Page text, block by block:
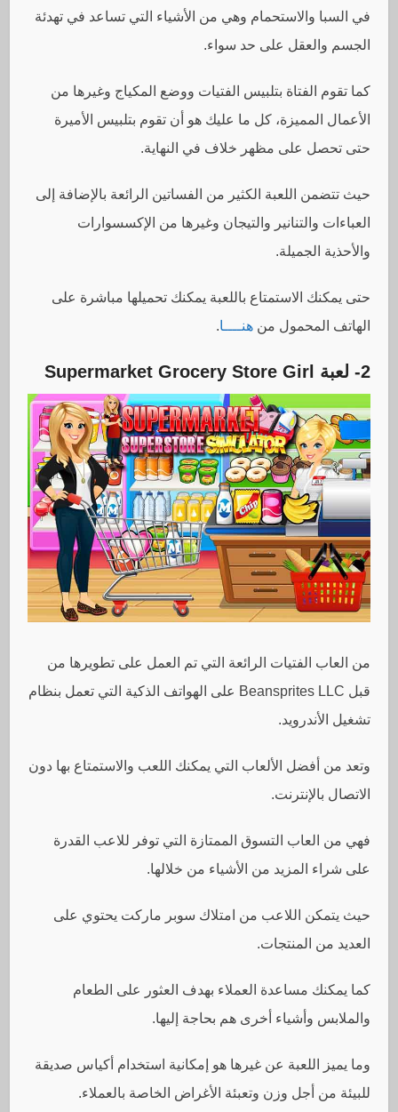
في السبا والاستحمام وهي من الأشياء التي تساعد في تهدئة
الجسم والعقل على حد سواء.
كما تقوم الفتاة بتلبيس الفتيات ووضع المكياج وغيرها من
الأعمال المميزة، كل ما عليك هو أن تقوم بتلبيس الأميرة
حتى تحصل على مظهر خلاف في النهاية.
حيث تتضمن اللعبة الكثير من الفساتين الرائعة بالإضافة إلى
العباءات والتنانير والتيجان وغيرها من الإكسسوارات
والأحذية الجميلة.
حتى يمكنك الاستمتاع باللعبة يمكنك تحميلها مباشرة على
الهاتف المحمول منهنــــا.
2- لعبة Supermarket Grocery Store Girl
من العاب الفتيات الرائعة التي تم العمل على تطويرها من
قبل Beansprites LLC على الهواتف الذكية التي تعمل بنظام
تشغيل الأندرويد.
وتعد من أفضل الألعاب التي يمكنك اللعب والاستمتاع بها دون
الاتصال بالإنترنت.
فهي من العاب التسوق الممتازة التي توفر للاعب القدرة
على شراء المزيد من الأشياء من خلالها.
حيث يتمكن اللاعب من امتلاك سوبر ماركت يحتوي على
العديد من المنتجات.
كما يمكنك مساعدة العملاء بهدف العثور على الطعام
والملابس وأشياء أخرى هم بحاجة إليها.
وما يميز اللعبة عن غيرها هو إمكانية استخدام أكياس صديقة
للبيئة من أجل وزن وتعبئة الأغراض الخاصة بالعملاء.